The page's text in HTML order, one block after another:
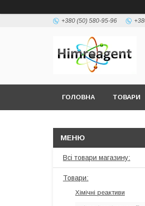
+380 (50) 580-95-96
ГОЛОВНА ТОВАРИ
Всі товари магазину:
Товари:
Хімічні реактиви